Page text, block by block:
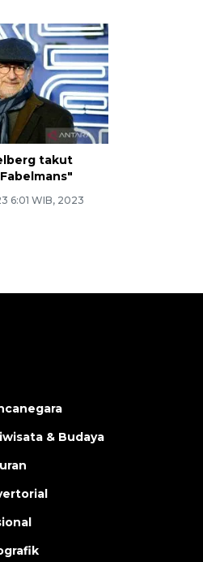
takut
6:01 WIB, 2023
& Budaya